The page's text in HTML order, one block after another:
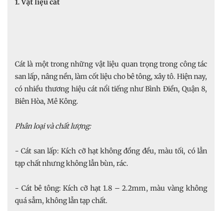
1. Vật liệu cát
Cát là một trong những vật liệu quan trọng trong công tác
san lấp, nâng nền, làm cốt liệu cho bê tông, xây tô. Hiện nay,
có nhiều thương hiệu cát nổi tiếng như Bình Điền, Quận 8,
Biên Hòa, Mê Kông.
Phân loại và chất lượng:
- Cát san lấp: Kích cỡ hạt không đồng đều, màu tối, có lẫn
tạp chất nhưng không lẫn bùn, rác.
- Cát bê tông: Kích cỡ hạt 1.8 – 2.2mm, màu vàng không
quá sẫm, không lẫn tạp chất.